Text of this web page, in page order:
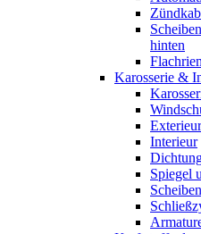
hinten
Karosserie &
Exterieur
Interieur
Spiegel